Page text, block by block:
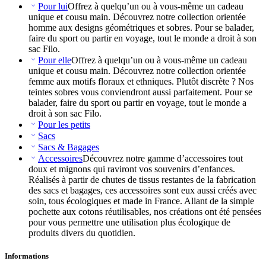
Pour luiOffrez à quelqu’un ou à vous-même un cadeau
unique et cousu main. Découvrez notre collection orientée
homme aux designs géométriques et sobres. Pour se balader,
faire du sport ou partir en voyage, tout le monde a droit à son
sac Filo.
Pour elleOffrez à quelqu’un ou à vous-même un cadeau
unique et cousu main. Découvrez notre collection orientée
femme aux motifs floraux et ethniques. Plutôt discrète ? Nos
teintes sobres vous conviendront aussi parfaitement. Pour se
balader, faire du sport ou partir en voyage, tout le monde a
droit à son sac Filo.
Pour les petits
Sacs
Sacs & Bagages
AccessoiresDécouvrez notre gamme d’accessoires tout
doux et mignons qui raviront vos souvenirs d’enfances.
Réalisés à partir de chutes de tissus restantes de la fabrication
des sacs et bagages, ces accessoires sont eux aussi créés avec
soin, tous écologiques et made in France. Allant de la simple
pochette aux cotons réutilisables, nos créations ont été pensées
pour vous permettre une utilisation plus écologique de
produits divers du quotidien.
Informations